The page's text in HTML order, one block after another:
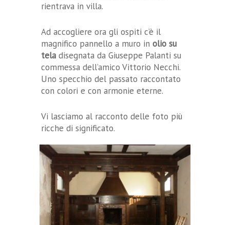
rientrava in villa.
Ad accogliere ora gli ospiti c’è il
magnifico pannello a muro in olio su
tela disegnata da Giuseppe Palanti su
commessa dell’amico Vittorio Necchi.
Uno specchio del passato raccontato
con colori e con armonie eterne.
Vi lasciamo al racconto delle foto più
ricche di significato.